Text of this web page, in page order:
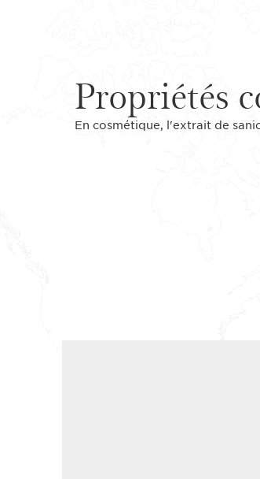
Propriétés
En cosmétique, l'extrait de